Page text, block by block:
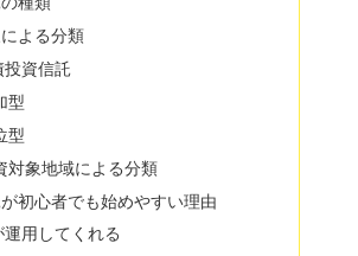
よる分類
投資信託
型
型
対象地域による分類
初心者でも始めやすい理由
運用してくれる